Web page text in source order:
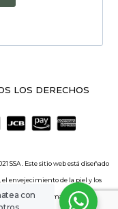
LOS DERECHOS
SSA . Este sitio web está diseñado
envejecimiento de la piel y los
incluye información sobre el
con